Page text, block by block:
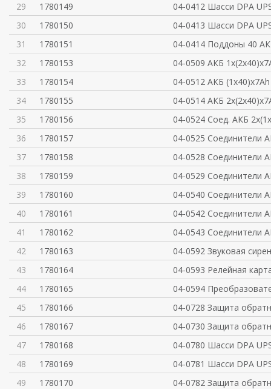
29
1780149
04-0412 Шасси DPA
30
1780150
04-0413 Шасси DPA
31
1780151
04-0414 Поддоны 40
32
1780153
04-0509 АКБ
33
1780154
04-0512 АКБ
34
1780155
04-0514 АКБ
35
1780156
04-0524 Соед. АКБ
36
1780157
04-0525 Соединители
37
1780158
04-0528 Соединители
38
1780159
04-0529 Соединители
39
1780160
04-0540 Соединители
40
1780161
04-0542 Соединители
41
1780162
04-0543 Соединители
42
1780163
04-0592 Звуковая
43
1780164
04-0593 Релейная
44
1780165
04-0594
45
1780166
04-0728 Защита
46
1780167
04-0730 Защита
47
1780168
04-0780 Шасси DPA
48
1780169
04-0781 Шасси DPA
49
1780170
04-0782 Защита